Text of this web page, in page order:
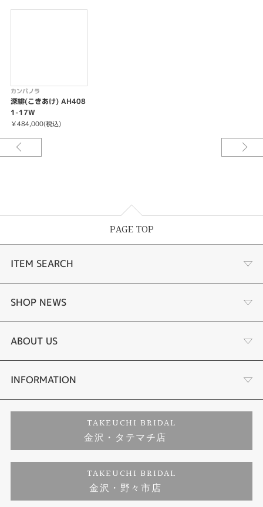
カンパノラ
深緋(こきあけ) AH408
1-17W
￥484,000(税込)
PAGE TOP
ITEM SEARCH
婚約指輪
結婚指輪
セットリング
婚約ネックレス
ダイヤモンド
ジュエリーリフォーム
SHOP NEWS
選ばれる理由まとめ
お客様の声
プロポーズサポート
ブランドリスト
福井指輪工房｜手作りペアリング
ABOUT US
会社概要
お客様の声
INFORMATION
プライバシーポリシー
TAKEUCHI BRIDAL
金沢・タテマチ店
TAKEUCHI BRIDAL
金沢・野々市店